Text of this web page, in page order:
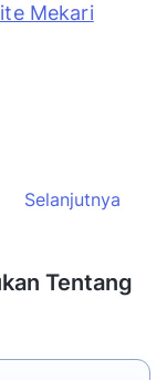
Selanjutnya
Tentang